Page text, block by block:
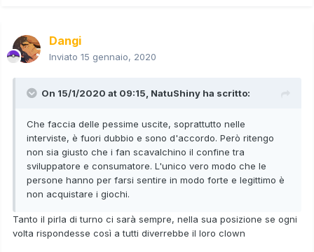
Dangi
Inviato 15 gennaio, 2020
On 15/1/2020 at 09:15, NatuShiny ha scritto:
Che faccia delle pessime uscite, soprattutto nelle
interviste, è fuori dubbio e sono d'accordo. Però ritengo
non sia giusto che i fan scavalchino il confine tra
sviluppatore e consumatore. L'unico vero modo che le
persone hanno per farsi sentire in modo forte e legittimo è
non acquistare i giochi.
Tanto il pirla di turno ci sarà sempre, nella sua posizione se ogni
volta rispondesse così a tutti diverrebbe il loro clown